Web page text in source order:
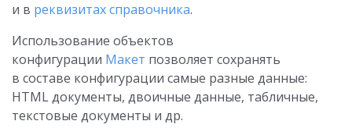
и в реквизитах справочника.
Использование объектов
конфигурации Макет позволяет сохранять
в составе конфигурации самые разные данные:
HTML документы, двоичные данные, табличные,
текстовые документы и др.